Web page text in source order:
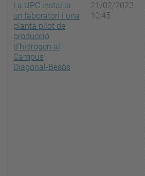
La UPC instal·la
un laboratori i una
planta pilot de
producció
d’hidrogen al
Campus
Diagonal-Besòs
21/02/2023
10:45